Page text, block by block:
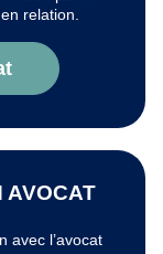
relation.
AVOCAT
avec l’avocat